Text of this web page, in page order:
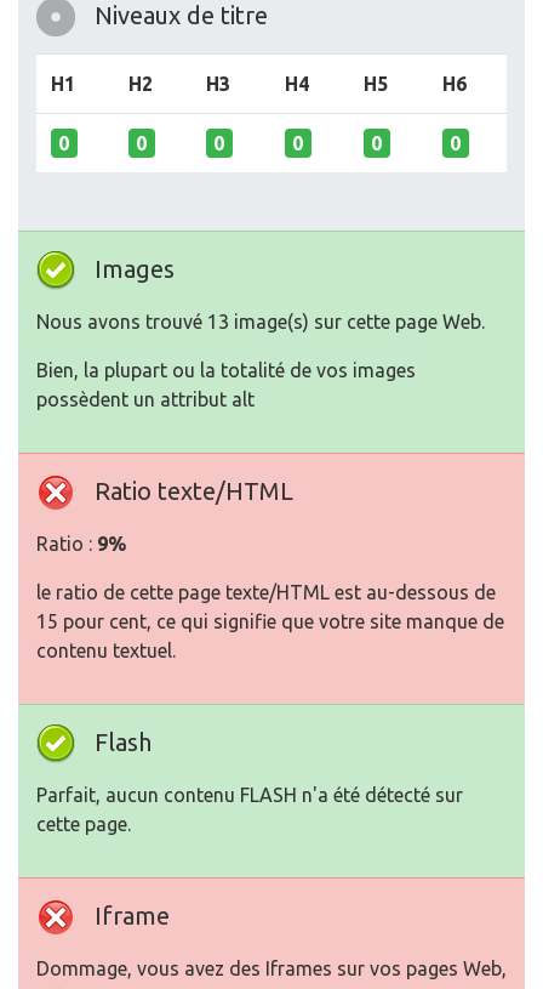
Niveaux de titre
H1 H2 H3 H4 H5 H6
0 0 0 0 0 0
Images
Nous avons trouvé 13 image(s) sur cette page Web.
Bien, la plupart ou la totalité de vos images
possèdent un attribut alt
Ratio texte/HTML
Ratio : 9%
le ratio de cette page texte/HTML est au-dessous de
15 pour cent, ce qui signifie que votre site manque de
contenu textuel.
Flash
Parfait, aucun contenu FLASH n'a été détecté sur
cette page.
Iframe
Dommage, vous avez des Iframes sur vos pages Web,